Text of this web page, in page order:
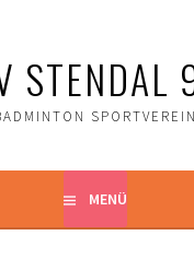
STENDAL
SPORTVEREIN
MENÜ